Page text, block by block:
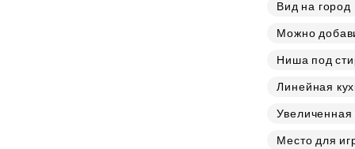
Вид на город
Можно
Ниша под
Линейная
Место для